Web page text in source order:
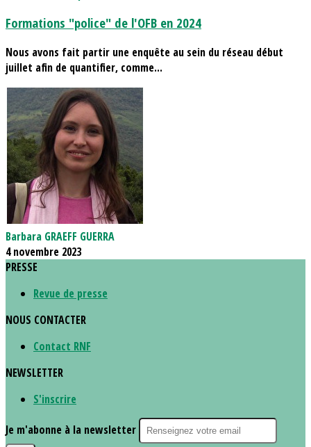
Formations "police" de l'OFB en 2024
Nous avons fait partir une enquête au sein du réseau début
juillet afin de quantifier, comme...
Barbara GRAEFF GUERRA
4 novembre 2023
PRESSE
Revue de presse
NOUS CONTACTER
Contact RNF
NEWSLETTER
S'inscrire
Je m'abonne à la newsletter